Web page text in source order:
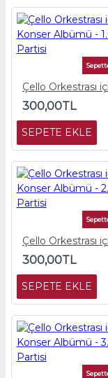
300,00TL
SEPETE EKLE
300,00TL
SEPETE EKLE